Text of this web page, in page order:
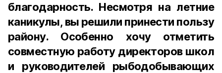
благодарность. Несмотря на летние
каникулы, вы решили принести пользу
району. Особенно хочу отметить
совместную работу директоров школ
и руководителей рыбодобывающих